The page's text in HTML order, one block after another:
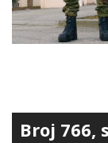
Broj 766,